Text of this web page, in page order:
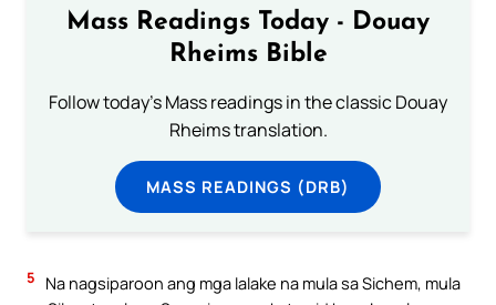
Mass Readings Today - Douay
Rheims Bible
Follow today's Mass readings in the classic Douay
Rheims translation.
MASS READINGS (DRB)
5
Na nagsiparoon ang mga lalake na mula sa Sichem, mula